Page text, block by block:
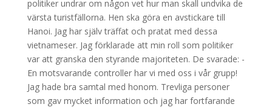
politiker undrar om någon vet hur man skall undvika de
värsta turistfällorna. Hen ska göra en avstickare till
Hanoi. Jag har själv träffat och pratat med dessa
vietnameser. Jag förklarade att min roll som politiker
var att granska den styrande majoriteten. De svarade: -
En motsvarande controller har vi med oss i vår grupp!
Jag hade bra samtal med honom. Trevliga personer
som gav mycket information och jag har fortfarande